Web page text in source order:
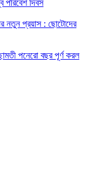
পরিবেশ দিবস
নতুন প্রয়াস : ছোটোদের
পনেরো বছর পূর্ণ করল